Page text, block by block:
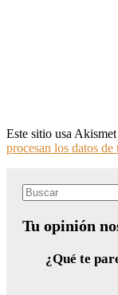
Este sitio usa
procesan los datos de
Search
Tu opinión
¿Qué te